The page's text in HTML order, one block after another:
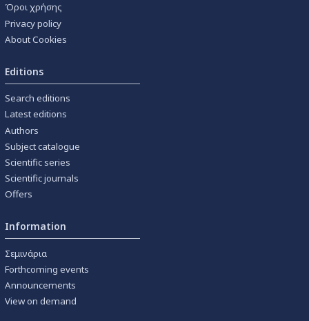
Όροι χρήσης
Privacy policy
About Cookies
Editions
Search editions
Latest editions
Authors
Subject catalogue
Scientific series
Scientific journals
Offers
Information
Σεμινάρια
Forthcoming events
Announcements
View on demand